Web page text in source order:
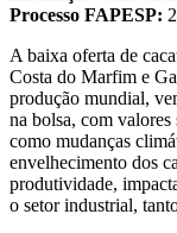
Processo FAPESP:
A baixa oferta de
Costa do Marfim e
produção mundial,
na bolsa, com
como mudanças
envelhecimento dos
produtividade,
o setor industrial,